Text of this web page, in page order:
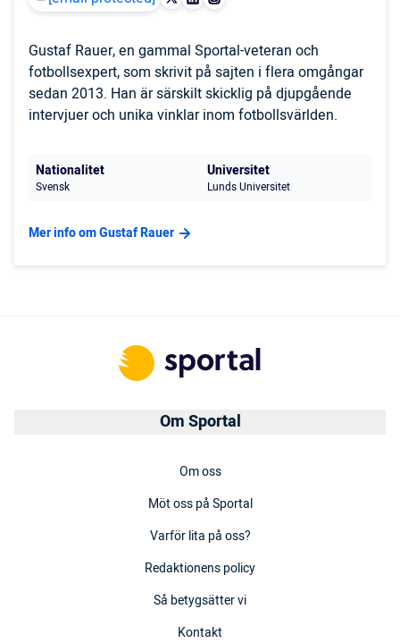
Gustaf Rauer, en gammal Sportal-veteran och
fotbollsexpert, som skrivit på sajten i flera omgångar
sedan 2013. Han är särskilt skicklig på djupgående
intervjuer och unika vinklar inom fotbollsvärlden.
Nationalitet
Svensk
Universitet
Lunds Universitet
Mer info om Gustaf Rauer
Om Sportal
Om oss
Möt oss på Sportal
Varför lita på oss?
Redaktionens policy
Så betygsätter vi
Kontakt